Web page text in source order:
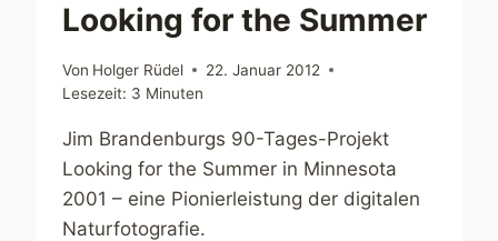
Looking for the Summer
Von Holger Rüdel
22. Januar 2012
Lesezeit: 3 Minuten
Jim Brandenburgs 90-Tages-Projekt
Looking for the Summer in Minnesota
2001 – eine Pionierleistung der digitalen
Naturfotografie.